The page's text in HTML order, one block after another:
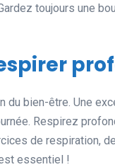
toujours une
du bien-être. Une
Respirez
de respiration,
essentiel !